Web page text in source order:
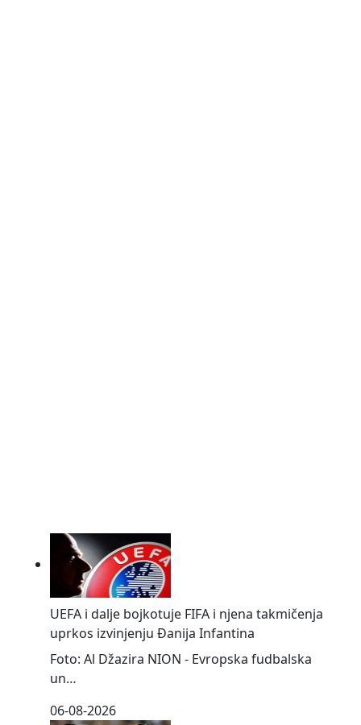
UEFA i dalje bojkotuje FIFA i njena takmičenja
uprkos izvinjenju Đanija Infantina
Foto: Al Džazira NION - Evropska fudbalska
un…
06-08-2026